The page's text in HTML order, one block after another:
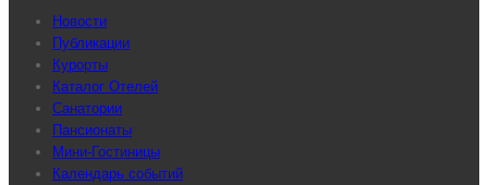
Новости
Публикации
Курорты
Каталог Отелей
Санатории
Пансионаты
Мини-Гостиницы
Календарь событий